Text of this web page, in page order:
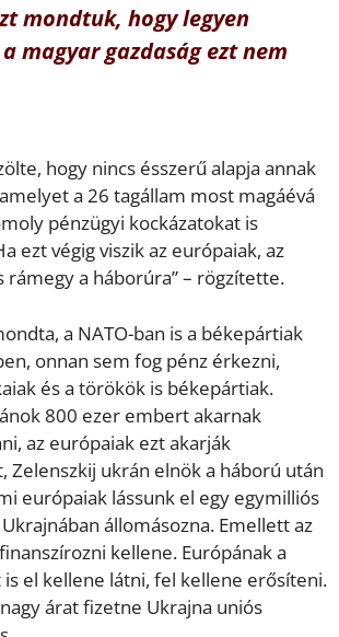
mondtuk, hogy legyen
magyar gazdaság ezt nem
hogy nincs ésszerű alapja annak
a 26 tagállam most magáévá
pénzügyi kockázatokat is
ezt végig viszik az európaiak, az
a háborúra” – rögzítette.
a NATO-ban is a békepártiak
onnan sem fog pénz érkezni,
és a törökök is békepártiak.
800 ezer embert akarnak
az európaiak ezt akarják
Zelenszkij ukrán elnök a háború után
európaiak lássunk el egy egymilliós
állomásozna. Emellett az
kellene. Európának a
el kellene látni, fel kellene erősíteni.
árat fizetne Ukrajna uniós